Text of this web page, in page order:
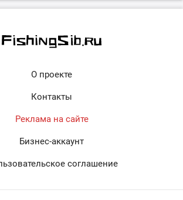
О проекте
Контакты
Реклама на сайте
Бизнес-аккаунт
соглашение